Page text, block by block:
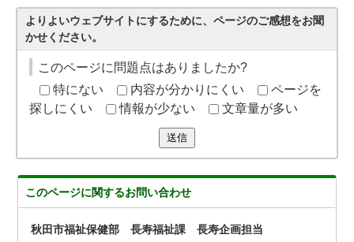
よりよいウェブサイトにするために、ページのご感想をお聞
かせください。
このページに問題点はありましたか?
特にない
内容が分かりにくい
ページを
探しにくい
情報が少ない 文章量が多い
送信
このページに関するお問い合わせ
秋田市福祉保健部 長寿福祉課 長寿企画担当